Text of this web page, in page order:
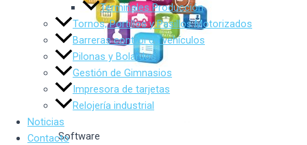
Terminales Producción
Tornos, Portillos y Pasillos Motorizados
Barreras control de vehículos
Pilonas y Bolardos
Gestión de Gimnasios
Impresora de tarjetas
Relojería industrial
Noticias
ContactoSoftware